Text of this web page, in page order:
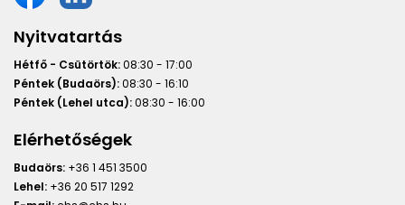
Nyitvatartás
Hétfő - Csütörtök:08:30 - 17:00
Péntek (Budaörs):08:30 - 16:10
Péntek (Lehel utca):08:30 - 16:00
Elérhetőségek
Budaörs: +36 1 451 3500
Lehel: +36 20 517 1292